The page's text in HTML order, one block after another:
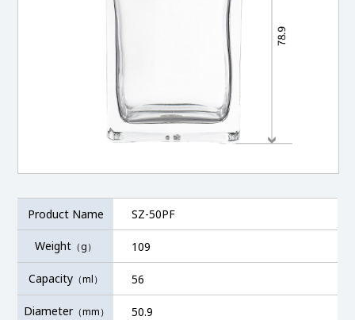
Product Name SZ-50PF
Weight（g） 109
Capacity（ml） 56
Diameter（mm） 50.9